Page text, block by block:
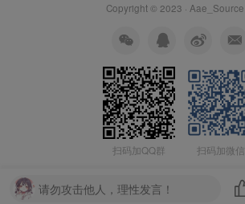
Copyright © 2023 · Aae_Source
扫码加QQ群 扫码加微信
请勿攻击他人，理性发言！